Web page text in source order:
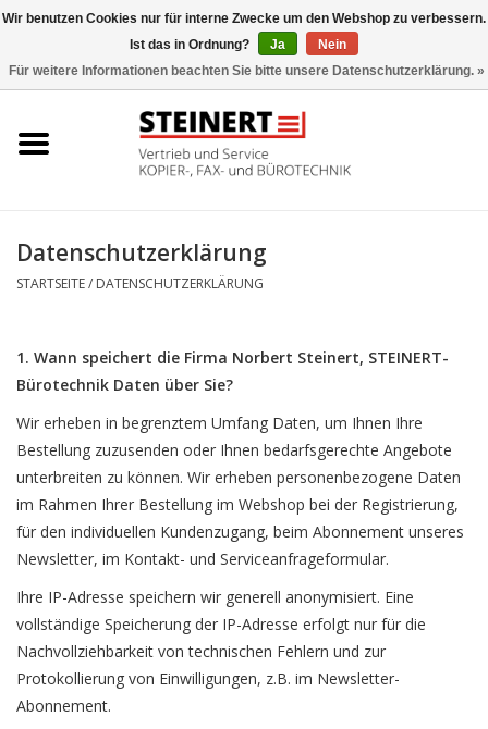
Büromaschinen- Service
Toner
Büromaschinen
Datenschutzerklärung
STARTSEITE/ DATENSCHUTZERKLÄRUNG
1. Wann speichert die Firma Norbert Steinert, STEINERT-
Bürotechnik Daten über Sie?
Wir erheben in begrenztem Umfang Daten, um Ihnen Ihre
Bestellung zuzusenden oder Ihnen bedarfsgerechte Angebote
unterbreiten zu können. Wir erheben personenbezogene Daten
im Rahmen Ihrer Bestellung im Webshop bei der Registrierung,
für den individuellen Kundenzugang, beim Abonnement unseres
Newsletter, im Kontakt- und Serviceanfrageformular.
Ihre IP-Adresse speichern wir generell anonymisiert. Eine
vollständige Speicherung der IP-Adresse erfolgt nur für die
Nachvollziehbarkeit von technischen Fehlern und zur
Protokollierung von Einwilligungen, z.B. im Newsletter-
Abonnement.
Wir benutzen Cookies nur für interne Zwecke um den Webshop zu verbessern.
Ist das in Ordnung?
Ja
Nein
Für weitere Informationen beachten Sie bitte unsere Datenschutzerklärung. »